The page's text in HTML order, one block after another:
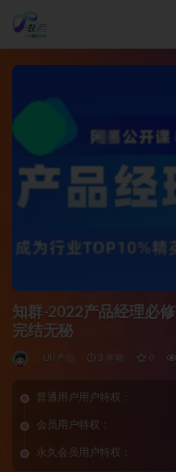
知群-2022产品经理必
完结无秘
UI/产品 3 年前 0
普通用户用户特权：
会员用户特权：
永久会员用户特权：